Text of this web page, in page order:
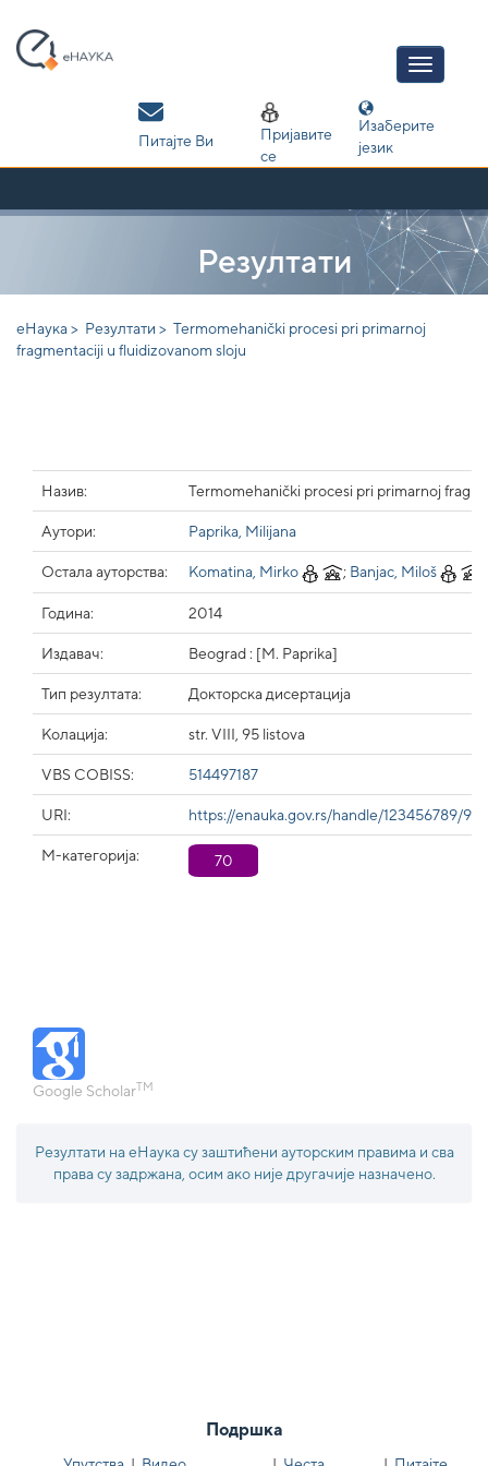
navigation
Питајте Ви
Пријавите
се
Изаберите
језик
Резултати
еНаука > Резултати > Termomehanički procesi pri primarnoj
fragmentaciji u fluidizovanom sloju
Назив: Termomehanički procesi pri primarnoj
Аутори: Paprika, Milijana
Остала ауторства: Komatina, Mirko ; Banjac, Miloš
Година: 2014
Издавач: Beograd : [M. Paprika]
Тип резултата: Докторска дисертација
Колација: str. VIII, 95 listova
VBS COBISS: 514497187
URI: https://enauka.gov.rs/handle/123456789/
М-категорија: 70
Google ScholarTM
Резултати на еНаука су заштићени ауторским правима и сва
права су задржана, осим ако није другачије назначено.
Подршка